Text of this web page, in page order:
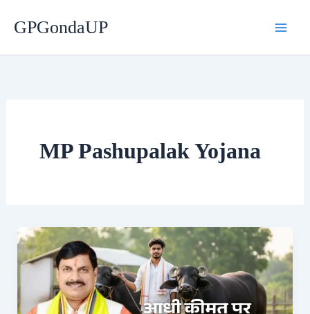
GPGondaUP
MP Pashupalak Yojana